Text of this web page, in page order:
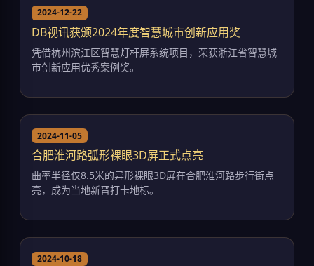
2024-12-22
DB视讯获颁2024年度智慧城市创新应用奖
凭借杭州滨江区智慧灯杆屏系统项目，荣获浙江省智慧城
市创新应用优秀案例奖。
2024-11-05
合肥淮河路弧形裸眼3D屏正式点亮
曲率半径仅8.5米的异形裸眼3D屏在合肥淮河路步行街点
亮，成为当地新晋打卡地标。
2024-10-18